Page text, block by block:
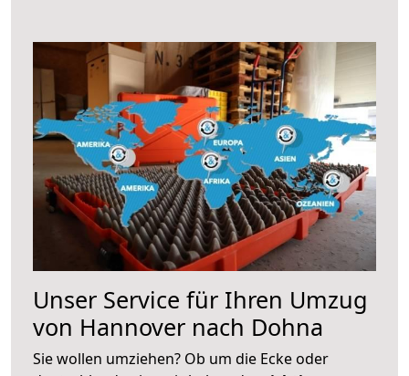
Unser Service für Ihren Umzug
von Hannover nach Dohna
Sie wollen umziehen? Ob um die Ecke oder